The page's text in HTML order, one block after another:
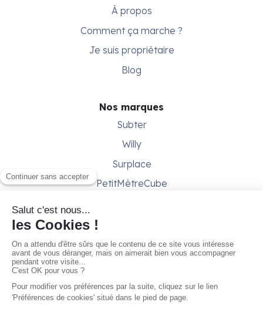
À propos
Comment ça marche ?
Je suis propriétaire
Blog
Nos marques
Subter
Willy
Surplace
PetitMètreCube
Besoin d'aide ?
Conditions générales
Gestion des cookies